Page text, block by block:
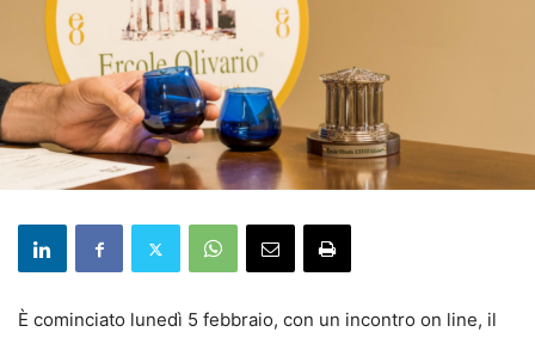
È cominciato lunedì 5 febbraio, con un incontro on line, il